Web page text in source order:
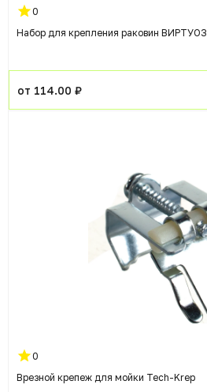
0
Набор для крепления раковин ВИРТУОЗ
от 114.00 ₽
0
Врезной крепеж для мойки Tech-Krep